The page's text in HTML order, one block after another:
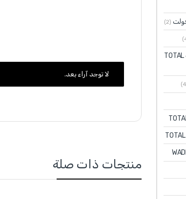
لا توجد آراء بعد.
منتجات ذات صلة
(2)